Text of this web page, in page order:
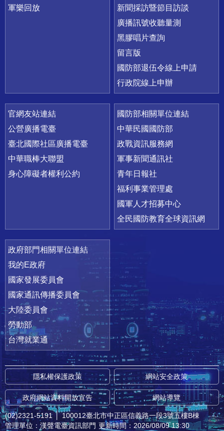
軍樂回放
新聞採訪暨節目訪談
廣播訊號收聽量測
黑膠唱片查詢
留言版
國防部退伍令線上申請
行政院線上申辦
官網友站連結
公營廣播電臺
臺北國際社區廣播電臺
中華職棒大聯盟
身心障礙者權利公約
國防部相關單位連結
中華民國國防部
政戰資訊服務網
軍事新聞通訊社
青年日報社
福利事業管理處
國軍人才招募中心
全民國防教育全球資訊網
政府部門相關單位連結
我的E政府
國家發展委員會
國家通訊傳播委員會
大陸委員會
勞動部
台灣就業通
隱私權保護政策 網站安全政策
政府網站資料開放宣告 網站導覽
(02)2321-5191 │ 100012臺北市中正區信義路一段3號五樓B棟
管理單位：漢聲電臺資訊部門 更新時間：2026/08/09 13:30